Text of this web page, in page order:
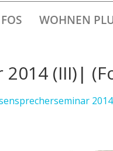
FOS WOHNEN
(III)|
2014